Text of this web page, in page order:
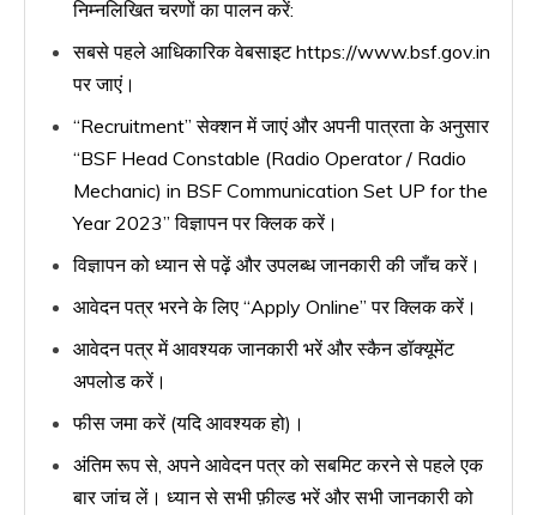
निम्नलिखित चरणों का पालन करें:
सबसे पहले आधिकारिक वेबसाइट https://www.bsf.gov.in
पर जाएं।
“Recruitment” सेक्शन में जाएं और अपनी पात्रता के अनुसार
“BSF Head Constable (Radio Operator / Radio
Mechanic) in BSF Communication Set UP for the
Year 2023” विज्ञापन पर क्लिक करें।
विज्ञापन को ध्यान से पढ़ें और उपलब्ध जानकारी की जाँच करें।
आवेदन पत्र भरने के लिए “Apply Online” पर क्लिक करें।
आवेदन पत्र में आवश्यक जानकारी भरें और स्कैन डॉक्यूमेंट
अपलोड करें।
फीस जमा करें (यदि आवश्यक हो)।
अंतिम रूप से, अपने आवेदन पत्र को सबमिट करने से पहले एक
बार जांच लें। ध्यान से सभी फ़ील्ड भरें और सभी जानकारी को